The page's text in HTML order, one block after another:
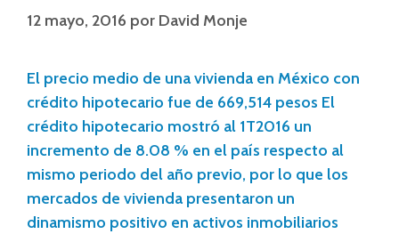
12 mayo, 2016 por David Monje
El precio medio de una vivienda en México con
crédito hipotecario fue de 669,514 pesos El
crédito hipotecario mostró al 1T2016 un
incremento de 8.08 % en el país respecto al
mismo periodo del año previo, por lo que los
mercados de vivienda presentaron un
dinamismo positivo en activos inmobiliarios